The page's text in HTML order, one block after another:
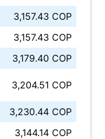
3,157.43 COP
3,157.43 COP
3,179.40 COP
3,204.51 COP
3,230.44 COP
3,144.14 COP